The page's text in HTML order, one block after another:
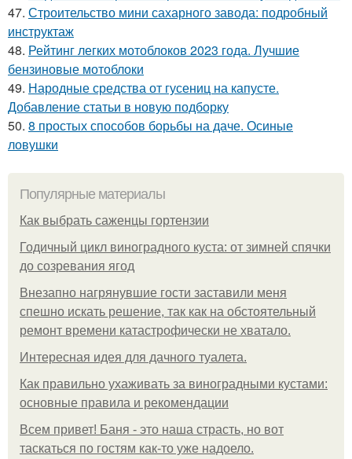
47. Строительство мини сахарного завода: подробный
инструктаж
48. Рейтинг легких мотоблоков 2023 года. Лучшие
бензиновые мотоблоки
49. Народные средства от гусениц на капусте.
Добавление статьи в новую подборку
50. 8 простых способов борьбы на даче. Осиные
ловушки
Популярные материалы
Как выбрать саженцы гортензии
Годичный цикл виноградного куста: от зимней спячки
до созревания ягод
Внезапно нагрянувшие гости заставили меня
спешно искать решение, так как на обстоятельный
ремонт времени катастрофически не хватало.
Интересная идея для дачного туалета.
Как правильно ухаживать за виноградными кустами:
основные правила и рекомендации
Всем привет! Баня - это наша страсть, но вот
таскаться по гостям как-то уже надоело.